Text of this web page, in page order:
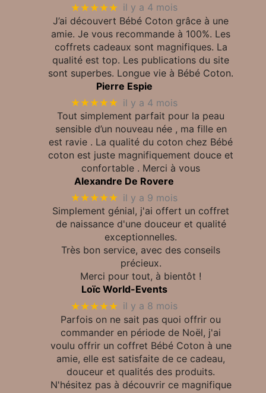
★★★★★ il y a 4 mois
J’ai découvert Bébé Coton grâce à une
amie. Je vous recommande à 100%. Les
coffrets cadeaux sont magnifiques. La
qualité est top. Les publications du site
sont superbes. Longue vie à Bébé Coton.
Pierre Espie
★★★★★ il y a 4 mois
Tout simplement parfait pour la peau
sensible d’un nouveau née , ma fille en
est ravie . La qualité du coton chez Bébé
coton est juste magnifiquement douce et
confortable . Merci à vous
Alexandre De Rovere
★★★★★ il y a 9 mois
Simplement génial, j'ai offert un coffret
de naissance d'une douceur et qualité
exceptionnelles.
Très bon service, avec des conseils
précieux.
Merci pour tout, à bientôt !
Loïc World-Events
★★★★★ il y a 8 mois
Parfois on ne sait pas quoi offrir ou
commander en période de Noël, j'ai
voulu offrir un coffret Bébé Coton à une
amie, elle est satisfaite de ce cadeau,
douceur et qualités des produits.
N'hésitez pas à découvrir ce magnifique